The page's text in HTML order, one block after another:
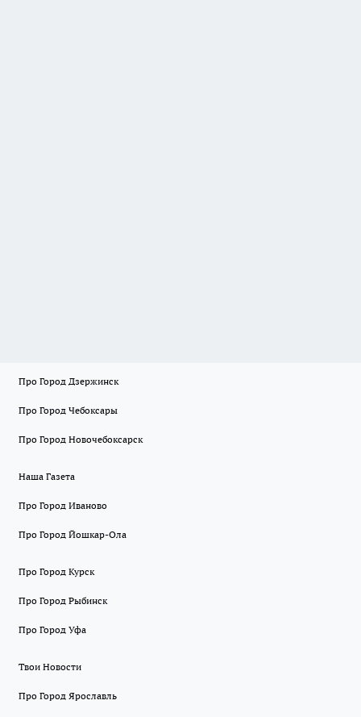
Про Город Дзержинск
Про Город Чебоксары
Про Город Новочебоксарск
Наша Газета
Про Город Иваново
Про Город Йошкар-Ола
Про Город Курск
Про Город Рыбинск
Про Город Уфа
Твои Новости
Про Город Ярославль